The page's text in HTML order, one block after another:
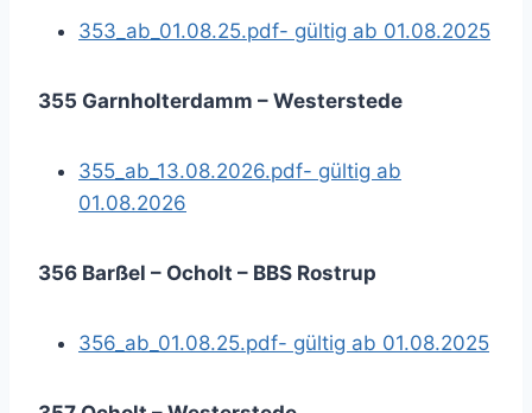
353_ab_01.08.25.pdf- gültig ab 01.08.2025
355 Garnholterdamm – Westerstede
355_ab_13.08.2026.pdf- gültig ab
01.08.2026
356 Barßel – Ocholt – BBS Rostrup
356_ab_01.08.25.pdf- gültig ab 01.08.2025